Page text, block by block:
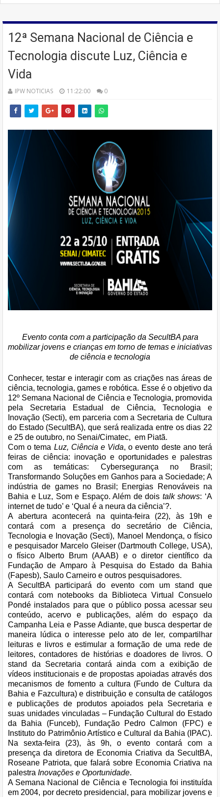
12ª Semana Nacional de Ciência e
Tecnologia discute Luz, Ciência e
Vida
IPW NOTICIAS 11:22:00 0
Evento conta com a participação da SecultBA para
mobilizar jovens e crianças em torno de temas e iniciativas
de ciência e tecnologia
Conhecer, testar e interagir com as criações nas áreas de
ciência, tecnologia, games e robótica. Esse é o objetivo da
12º Semana Nacional de Ciência e Tecnologia, promovida
pela Secretaria Estadual de Ciência, Tecnologia e
Inovação (Secti), em parceria com a Secretaria de Cultura
do Estado (SecultBA), que será realizada entre os dias 22
e 25 de outubro, no Senai/Cimatec, em Piatã.
Com o tema Luz, Ciência e Vida, o evento deste ano terá
feiras de ciência: inovação e oportunidades e palestras
com as temáticas: Cybersegurança no Brasil;
Transformando Soluções em Ganhos para a Sociedade; A
indústria de games no Brasil; Energias Renováveis na
Bahia e Luz, Som e Espaço. Além de dois talk shows: ‘A
internet de tudo’ e ‘Qual é a neura da ciência’?.
A abertura acontecerá na quinta-feira (22), às 19h e
contará com a presença do secretário de Ciência,
Tecnologia e Inovação (Secti), Manoel Mendonça, o físico
e pesquisador Marcelo Gleiser (Dartmouth College, USA),
o físico Alberto Brum (AAAB) e o diretor científico da
Fundação de Amparo à Pesquisa do Estado da Bahia
(Fapesb), Saulo Carneiro e outros pesquisadores.
A SecultBA participará do evento com um stand que
contará com notebooks da Biblioteca Virtual Consuelo
Pondé instalados para que o público possa acessar seu
conteúdo, acervo e publicações, além do espaço da
Campanha Leia e Passe Adiante, que busca despertar de
maneira lúdica o interesse pelo ato de ler, compartilhar
leituras e livros e estimular a formação de uma rede de
leitores, contadores de histórias e doadores de livros. O
stand da Secretaria contará ainda com a exibição de
vídeos institucionais e de propostas apoiadas através dos
mecanismos de fomento a cultura (Fundo de Cultura da
Bahia e Fazcultura) e distribuição e consulta de catálogos
e publicações de produtos apoiados pela Secretaria e
suas unidades vinculadas – Fundação Cultural do Estado
da Bahia (Funceb), Fundação Pedro Calmon (FPC) e
Instituto do Patrimônio Artístico e Cultural da Bahia (IPAC).
Na sexta-feira (23), às 9h, o evento contará com a
presença da diretora de Economia Criativa da SecultBA,
Roseane Patriota, que falará sobre Economia Criativa na
palestra Inovações e Oportunidade.
A Semana Nacional de Ciência e Tecnologia foi instituída
em 2004, por decreto presidencial, para mobilizar jovens e